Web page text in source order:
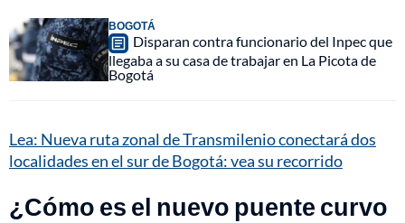
BOGOTÁ
Disparan contra funcionario del Inpec que
llegaba a su casa de trabajar en La Picota de
Bogotá
Lea: Nueva ruta zonal de Transmilenio conectará dos
localidades en el sur de Bogotá: vea su recorrido
¿Cómo es el nuevo puente curvo